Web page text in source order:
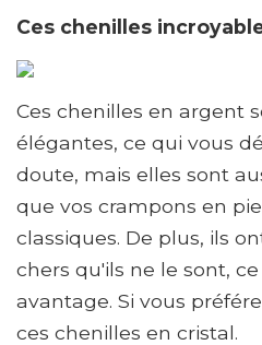
Ces chenilles
Ces chenilles en argent
élégantes, ce qui vous
doute, mais elles sont
que vos crampons en
classiques. De plus, ils
chers qu'ils ne le sont,
avantage. Si vous
ces chenilles en cristal.